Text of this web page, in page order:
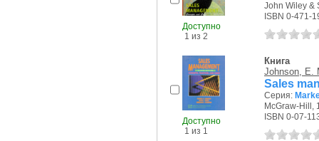
Доступно
1 из 2
John Wiley &
ISBN 0-471-
Доступно
1 из 1
Книга
Johnson, E.
Sales
Серия:
McGraw-Hill,
ISBN 0-07-